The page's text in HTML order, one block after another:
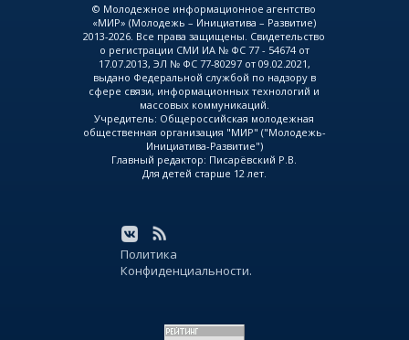
© Молодежное информационное агентство
«МИР» (Молодежь – Инициатива – Развитие)
2013-2026. Все права защищены. Свидетельство
о регистрации СМИ ИА № ФС 77 - 54674 от
17.07.2013, ЭЛ № ФС 77-80297 от 09.02.2021,
выдано Федеральной службой по надзору в
сфере связи, информационных технологий и
массовых коммуникаций.
Учредитель: Общероссийская молодежная
общественная организация "МИР" ("Молодежь-
Инициатива-Развитие")
Главный редактор: Писарёвский Р.В.
Для детей старше 12 лет.
Политика
Конфиденциальности.